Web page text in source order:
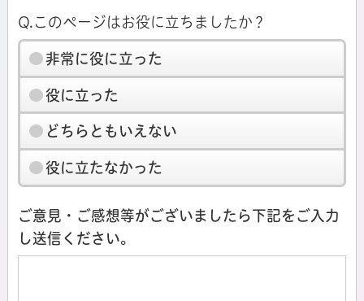
Q.このページはお役に立ちましたか？
非常に役に立った
役に立った
どちらともいえない
役に立たなかった
ご意見・ご感想等がございましたら下記をご入力
し送信ください。